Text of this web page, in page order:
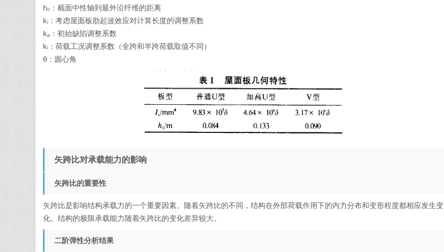
h₀：截面中性轴到最外沿纤维的距离
kₗ：考虑屋面板肋起波效应对计算长度的调整系数
kₐ：初始缺陷调整系数
kₗ：荷载工况调整系数（全跨和半跨荷载取值不同）
θ：圆心角
矢跨比对承载能力的影响
矢跨比的重要性
矢跨比是影响结构承载力的一个重要因素。随着矢跨比的不同，结构在外部荷载作用下的内力分布和变形程度都相应发生变
化。结构的极限承载能力随着矢跨比的变化差异较大。
二阶弹性分析结果